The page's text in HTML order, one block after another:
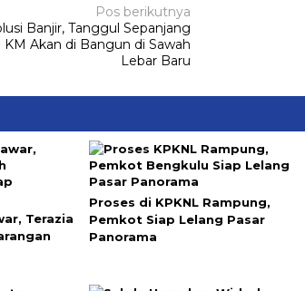
Pos berikutnya
Banjir, Tanggul Sepanjang
KM Akan di Bangun di Sawah
Lebar Baru
Terazia
Proses di KPKNL Rampung,
Pemkot Siap Lelang Pasar
Panorama